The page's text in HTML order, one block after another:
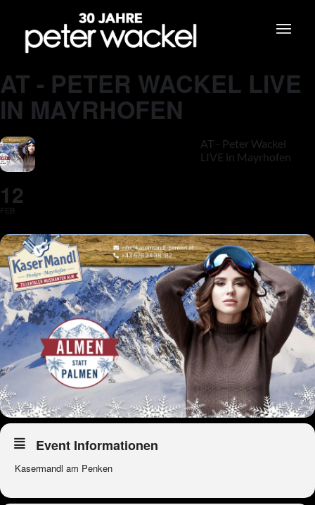
AT - PETER WACKEL LIVE
IN MAYRHOFEN
12
FEB
AT - Peter Wackel
LIVE in Mayrhofen
Event Informationen
Kasermandl am Penken